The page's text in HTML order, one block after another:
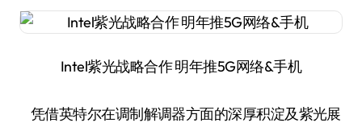
Intel紫光战略合作 明年推5G网络&手机
凭借英特尔在调制解调器方面的深厚积淀及紫光展